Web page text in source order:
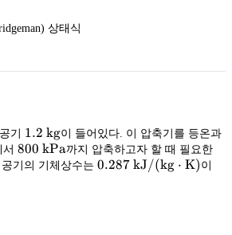
상태식
기 1.2\
\mathrm{kg}
kg
1.2 kg이 들어있다. 이 압축기를 등온과
서 800\
\mathrm{kPa}
kPa
800 kPa까지 압축하고자 할 때 필요한
기의 기체상수는 0.287\
0.287 kJ/(kg ⋅ K) 이